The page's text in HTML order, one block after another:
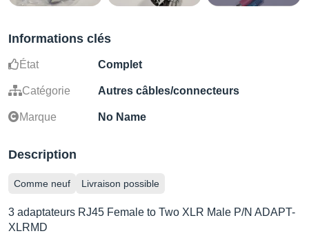
Informations clés
État Complet
Catégorie Autres câbles/connecteurs
Marque No Name
Description
Comme neuf Livraison possible
3 adaptateurs RJ45 Female to Two XLR Male P/N ADAPT-
XLRMD